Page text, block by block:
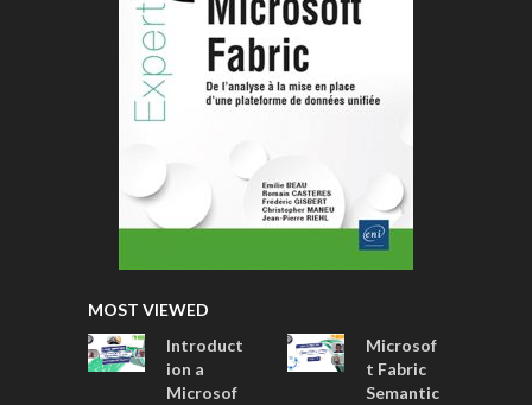
MOST VIEWED
Introduct
ion a
Microsof
Microsof
t Fabric
Semantic